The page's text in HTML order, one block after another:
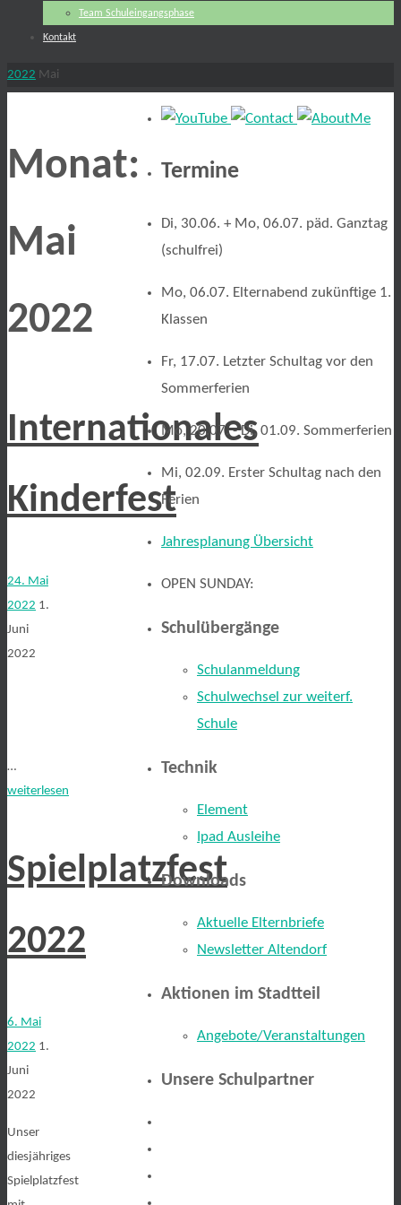
Team Schuleingangsphase
Kontakt
Start
2022 Mai
Monat:
Mai
2022
Internationales
Kinderfest
24. Mai
2022 1.
Juni
2022
…
weiterlesen
Spielplatzfest
2022
6. Mai
2022 1.
Juni
2022
Unser
diesjähriges
Spielplatzfest
Termine
Di, 30.06. + Mo, 06.07. päd. Ganztag
(schulfrei)
Mo, 06.07. Elternabend zukünftige 1.
Klassen
Fr, 17.07. Letzter Schultag vor den
Sommerferien
Mo, 20.07. - Di, 01.09. Sommerferien
Mi, 02.09. Erster Schultag nach den
Ferien
Jahresplanung Übersicht
OPEN SUNDAY:
Schulübergänge
Schulanmeldung
Schulwechsel zur weiterf.
Schule
Technik
Element
Ipad Ausleihe
Downloads
Aktuelle Elternbriefe
Newsletter Altendorf
Aktionen im Stadtteil
Angebote/Veranstaltungen
Unsere Schulpartner